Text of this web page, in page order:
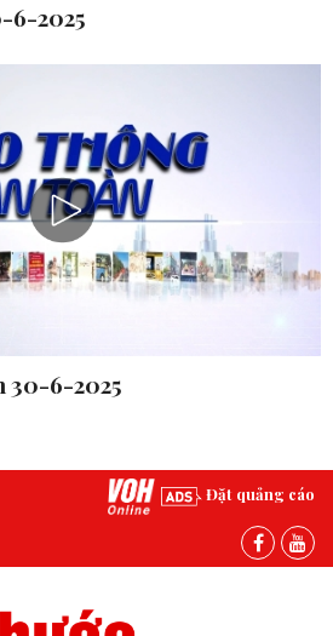
6-2025
30-6-2025
Đặt quảng cáo